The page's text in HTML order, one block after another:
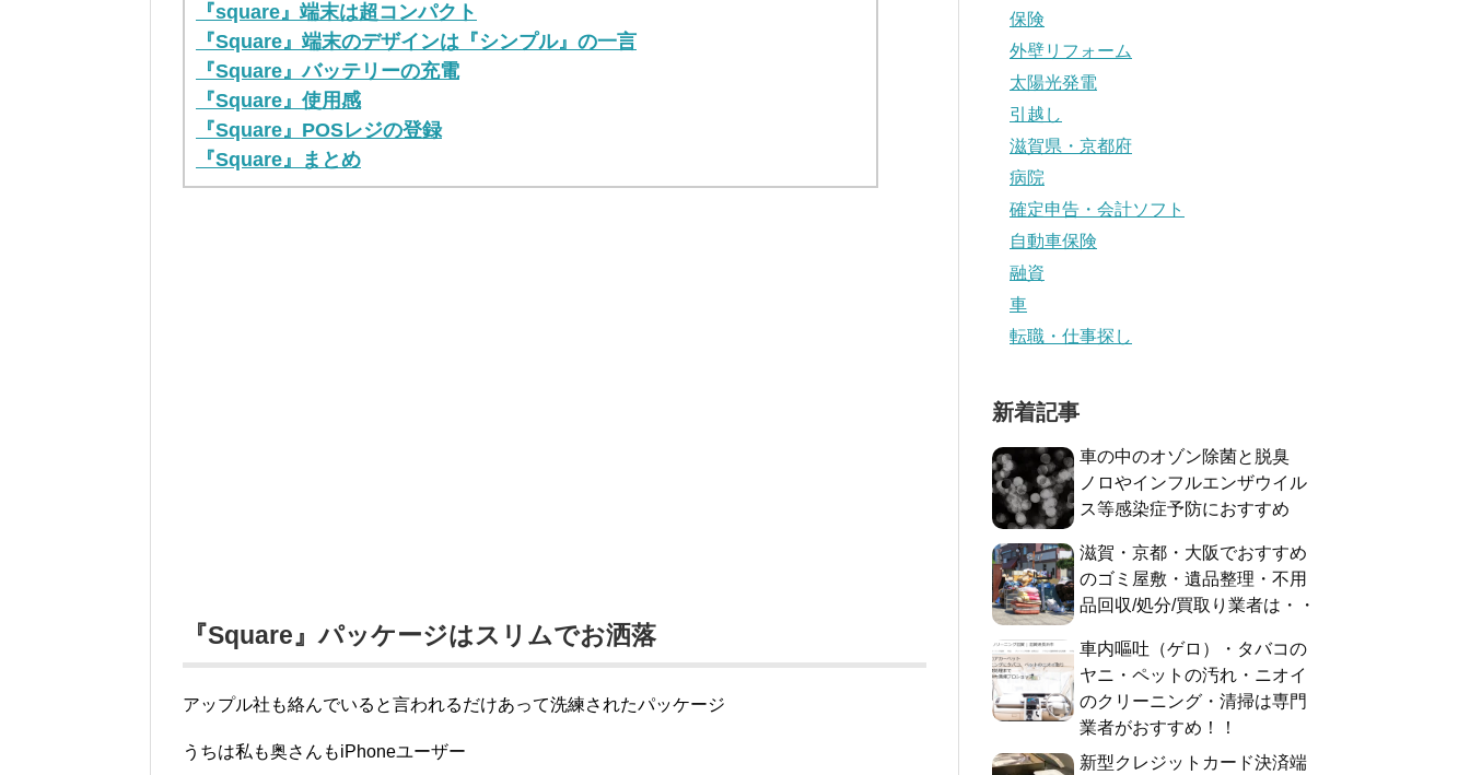
『square』端末は超コンパクト
『Square』端末のデザインは『シンプル』の一言
『Square』バッテリーの充電
『Square』使用感
『Square』POSレジの登録
『Square』まとめ
『Square』パッケージはスリムでお洒落
アップル社も絡んでいると言われるだけあって洗練されたパッケージ
うちは私も奥さんもiPhoneユーザー
保険
外壁リフォーム
太陽光発電
引越し
滋賀県・京都府
病院
確定申告・会計ソフト
自動車保険
融資
車
転職・仕事探し
新着記事
車の中のオゾン除菌と脱臭
ノロやインフルエンザウイル
ス等感染症予防におすすめ
滋賀・京都・大阪でおすすめ
のゴミ屋敷・遺品整理・不用
品回収/処分/買取り業者は・・
車内嘔吐（ゲロ）・タバコの
ヤニ・ペットの汚れ・ニオイ
のクリーニング・清掃は専門
業者がおすすめ！！
新型クレジットカード決済端